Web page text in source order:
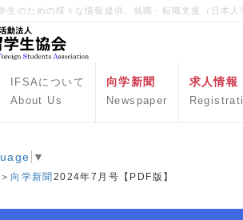
生のための様々な情報提供、就職・転職支援（日本人
IFSAについて
About Us
向学新聞
Newspaper
求人情報
▼
＞向学新聞 2024年7月号【PDF版】